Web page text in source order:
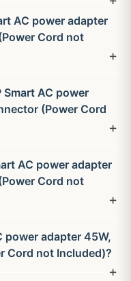
AC power adapter
Cord not
Smart AC power
(Power Cord
AC power adapter
Cord not
power adapter 45W,
Cord not Included)?